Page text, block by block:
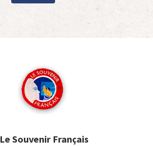
Le Souvenir Français